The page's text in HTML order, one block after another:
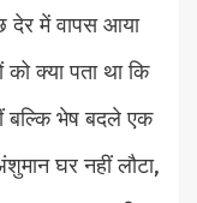
देर में वापस आया
को क्या पता था कि
बल्कि भेष बदले एक
घर नहीं लौटा,